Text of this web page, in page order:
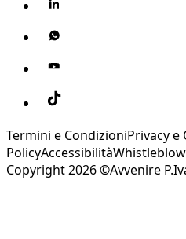
Termini e CondizioniPrivacy e
PolicyAccessibilità
Copyright 2026 ©Avvenire